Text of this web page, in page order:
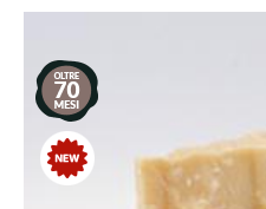
Stagionatura
oltre
70
mesi
Nuovo